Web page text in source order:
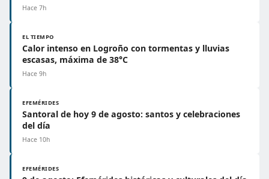
Hace 7h
EL TIEMPO
Calor intenso en Logroño con tormentas y lluvias
escasas, máxima de 38°C
Hace 9h
EFEMÉRIDES
Santoral de hoy 9 de agosto: santos y celebraciones
del día
Hace 10h
EFEMÉRIDES